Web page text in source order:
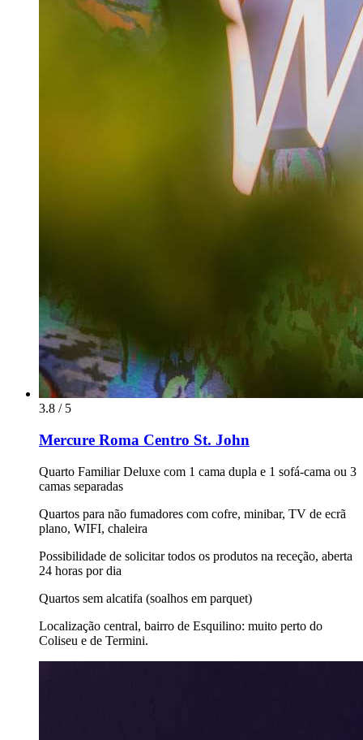
3.8 / 5
Mercure Roma Centro St. John
Quarto Familiar Deluxe com 1 cama dupla e 1 sofá-cama ou 3
camas separadas
Quartos para não fumadores com cofre, minibar, TV de ecrã
plano, WIFI, chaleira
Possibilidade de solicitar todos os produtos na receção, aberta
24 horas por dia
Quartos sem alcatifa (soalhos em parquet)
Localização central, bairro de Esquilino: muito perto do
Coliseu e de Termini.